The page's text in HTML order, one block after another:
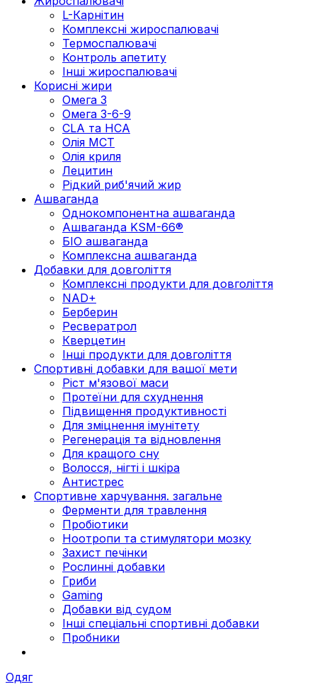
L-Карнітин
Комплексні жироспалювачі
Термоспалювачі
Контроль апетиту
Інші жироспалювачі
Корисні жири
Омега 3
Омега 3-6-9
CLA та HCA
Олія МСТ
Олія криля
Лецитин
Рідкий риб'ячий жир
Ашваганда
Однокомпонентна ашваганда
Ашваганда KSM-66®
БІО ашваганда
Комплексна ашваганда
Добавки для довголіття
Комплексні продукти для довголіття
NAD+
Берберин
Ресвератрол
Кверцетин
Інші продукти для довголіття
Спортивні добавки для вашої мети
Ріст м'язової маси
Протеїни для схуднення
Підвищення продуктивності
Для зміцнення імунітету
Регенерація та відновлення
Для кращого сну
Волосся, нігті і шкіра
Антистрес
Спортивне харчування. загальне
Ферменти для травлення
Пробіотики
Ноотропи та стимулятори мозку
Захист печінки
Рослинні добавки
Гриби
Gaming
Добавки від судом
Інші спеціальні спортивні добавки
Пробники
Одяг